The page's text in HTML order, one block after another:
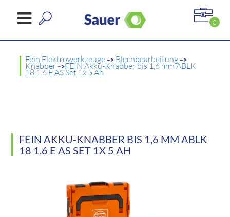
0
Fein Elektrowerkzeuge-> Blechbearbeitung->
Knabber->FEIN Akku-Knabber bis 1,6 mm ABLK
18 1.6 E AS Set 1x 5 Ah
FEIN AKKU-KNABBER BIS 1,6 MM ABLK
18 1.6 E AS SET 1X 5 AH